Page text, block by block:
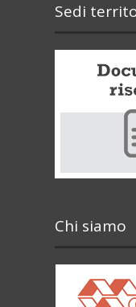
Sedi
Chi siamo